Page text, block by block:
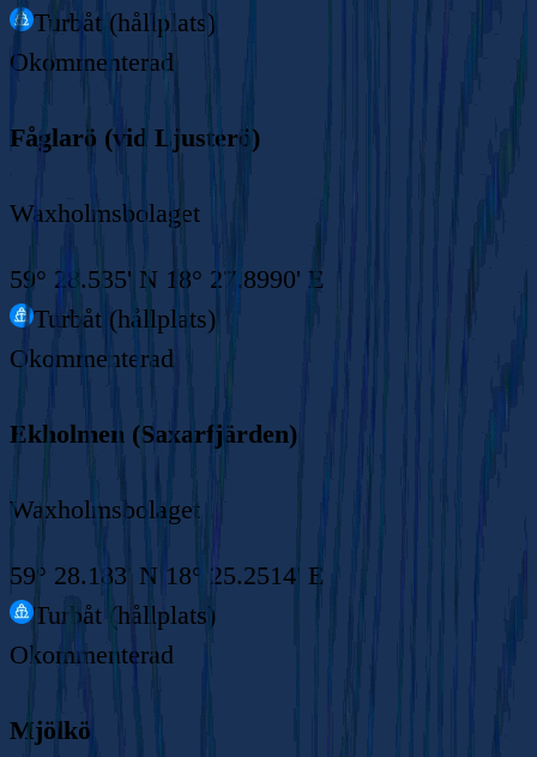
Turbåt (hållplats)
Okommenterad
Fåglarö (vid Ljusterö)
Waxholmsbolaget
59° 28.535' N 18° 27.8990' E
Turbåt (hållplats)
Okommenterad
Ekholmen (Saxarfjärden)
Waxholmsbolaget
59° 28.183' N 18° 25.2514' E
Turbåt (hållplats)
Okommenterad
Mjölkö